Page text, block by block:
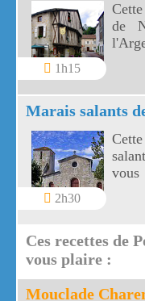
1h15
de
Marais salants
2h30
Ces recettes de
vous plaire :
Mouclade